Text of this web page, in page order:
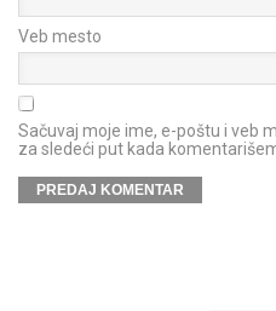
Veb mesto
Sačuvaj moje ime, e-poštu i veb
za sledeći put kada